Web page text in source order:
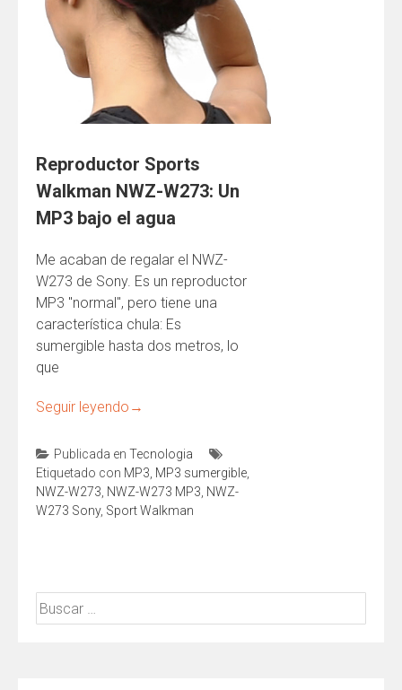
Reproductor Sports
Walkman NWZ-W273: Un
MP3 bajo el agua
Me acaban de regalar el NWZ-
W273 de Sony. Es un reproductor
MP3 "normal", pero tiene una
característica chula: Es
sumergible hasta dos metros, lo
que
Seguir leyendo →
Publicada en Tecnologia
Etiquetado con MP3 MP3 sumergible
NWZ-W273 NWZ-W273 MP3 NWZ-
W273 Sony, Sport Walkman
Buscar: